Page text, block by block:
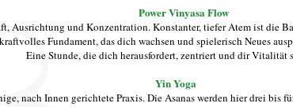
Power Vinyasa Flow
Ausrichtung und Konzentration. Konstanter, tiefer Atem ist die
Fundament, das dich wachsen und spielerisch Neues
Eine Stunde, die dich herausfordert, zentriert und dir Vitalität
Yin Yoga
nach Innen gerichtete Praxis. Die Asanas werden hier drei bis